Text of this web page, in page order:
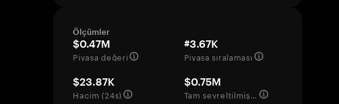
Ölçümler
$0.47M
Piyasa değeri
#3.67K
Piyasa sıralaması
$23.87K
Hacim (24s)
$0.75M
Tam seyreltilmiş değerleme